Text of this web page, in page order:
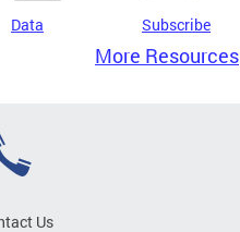
Data Subscribe
More Resources
Us